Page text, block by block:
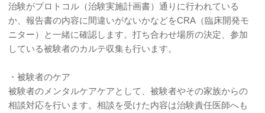
治験がプロトコル（治験実施計画書）通りに行われている
か、報告書の内容に間違いがないかなどをCRA（臨床開発モ
ニター）と一緒に確認します。打ち合わせ場所の決定、参加
している被験者のカルテ収集も行います。
・被験者のケア
被験者のメンタルケアケアとして、被験者やその家族からの
相談対応を行います。相談を受けた内容は治験責任医師へも